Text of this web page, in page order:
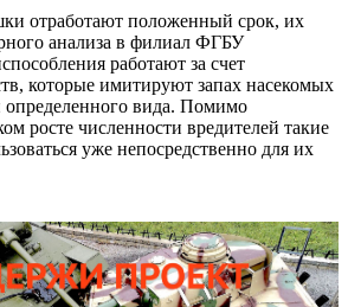
отработают положенный срок, их
анализа в филиал ФГБУ
работают за счет
которые имитируют запах насекомых
определенного вида. Помимо
росте численности вредителей такие
уже непосредственно для их